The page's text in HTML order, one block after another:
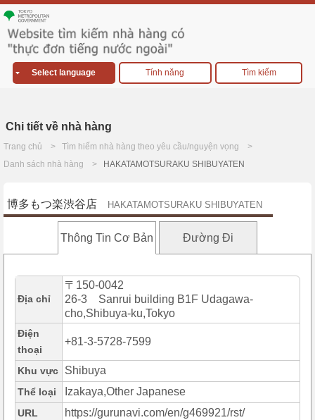
Select language Tính năng Tìm kiếm
Chi tiết về nhà hàng
Trang chủ
Tìm hiếm nhà hàng theo yêu cầu/nguyện vọng
Danh sách nhà hàng
HAKATAMOTSURAKU SHIBUYATEN
博多もつ楽渋谷店 HAKATAMOTSURAKU SHIBUYATEN
Thông Tin Cơ Bản Đường Đi
Địa chỉ
〒150-0042
26-3 Sanrui building B1F Udagawa-
cho,Shibuya-ku,Tokyo
Điện
thoại
+81-3-5728-7599
Khu vực Shibuya
Thể loại Izakaya,Other Japanese
URL https://gurunavi.com/en/g469921/rst/